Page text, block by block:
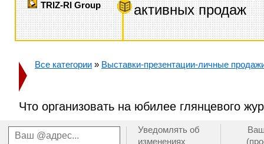
TRIZ-RI Group
активных продаж
Все категории » Выставки-презентации-личные
Что организовать на юбилее глянцевого
Уведомлять об
изменениях